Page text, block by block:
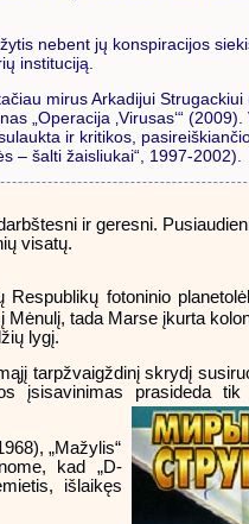
nebent jų konspiracijos
instituciją.
mirus Arkadijui
„Operacija ‚Virusas‘“
ir kritikos,
– šalti žaisliukai“, 1997-2002).
ir geresni.
visatų.
fotoninio
tada Marse įkurta
lygį.
tarpžvaigždinį skrydį
įsisavinimas prasideda tik
„Mažylis“
kad „D-
išlaikęs